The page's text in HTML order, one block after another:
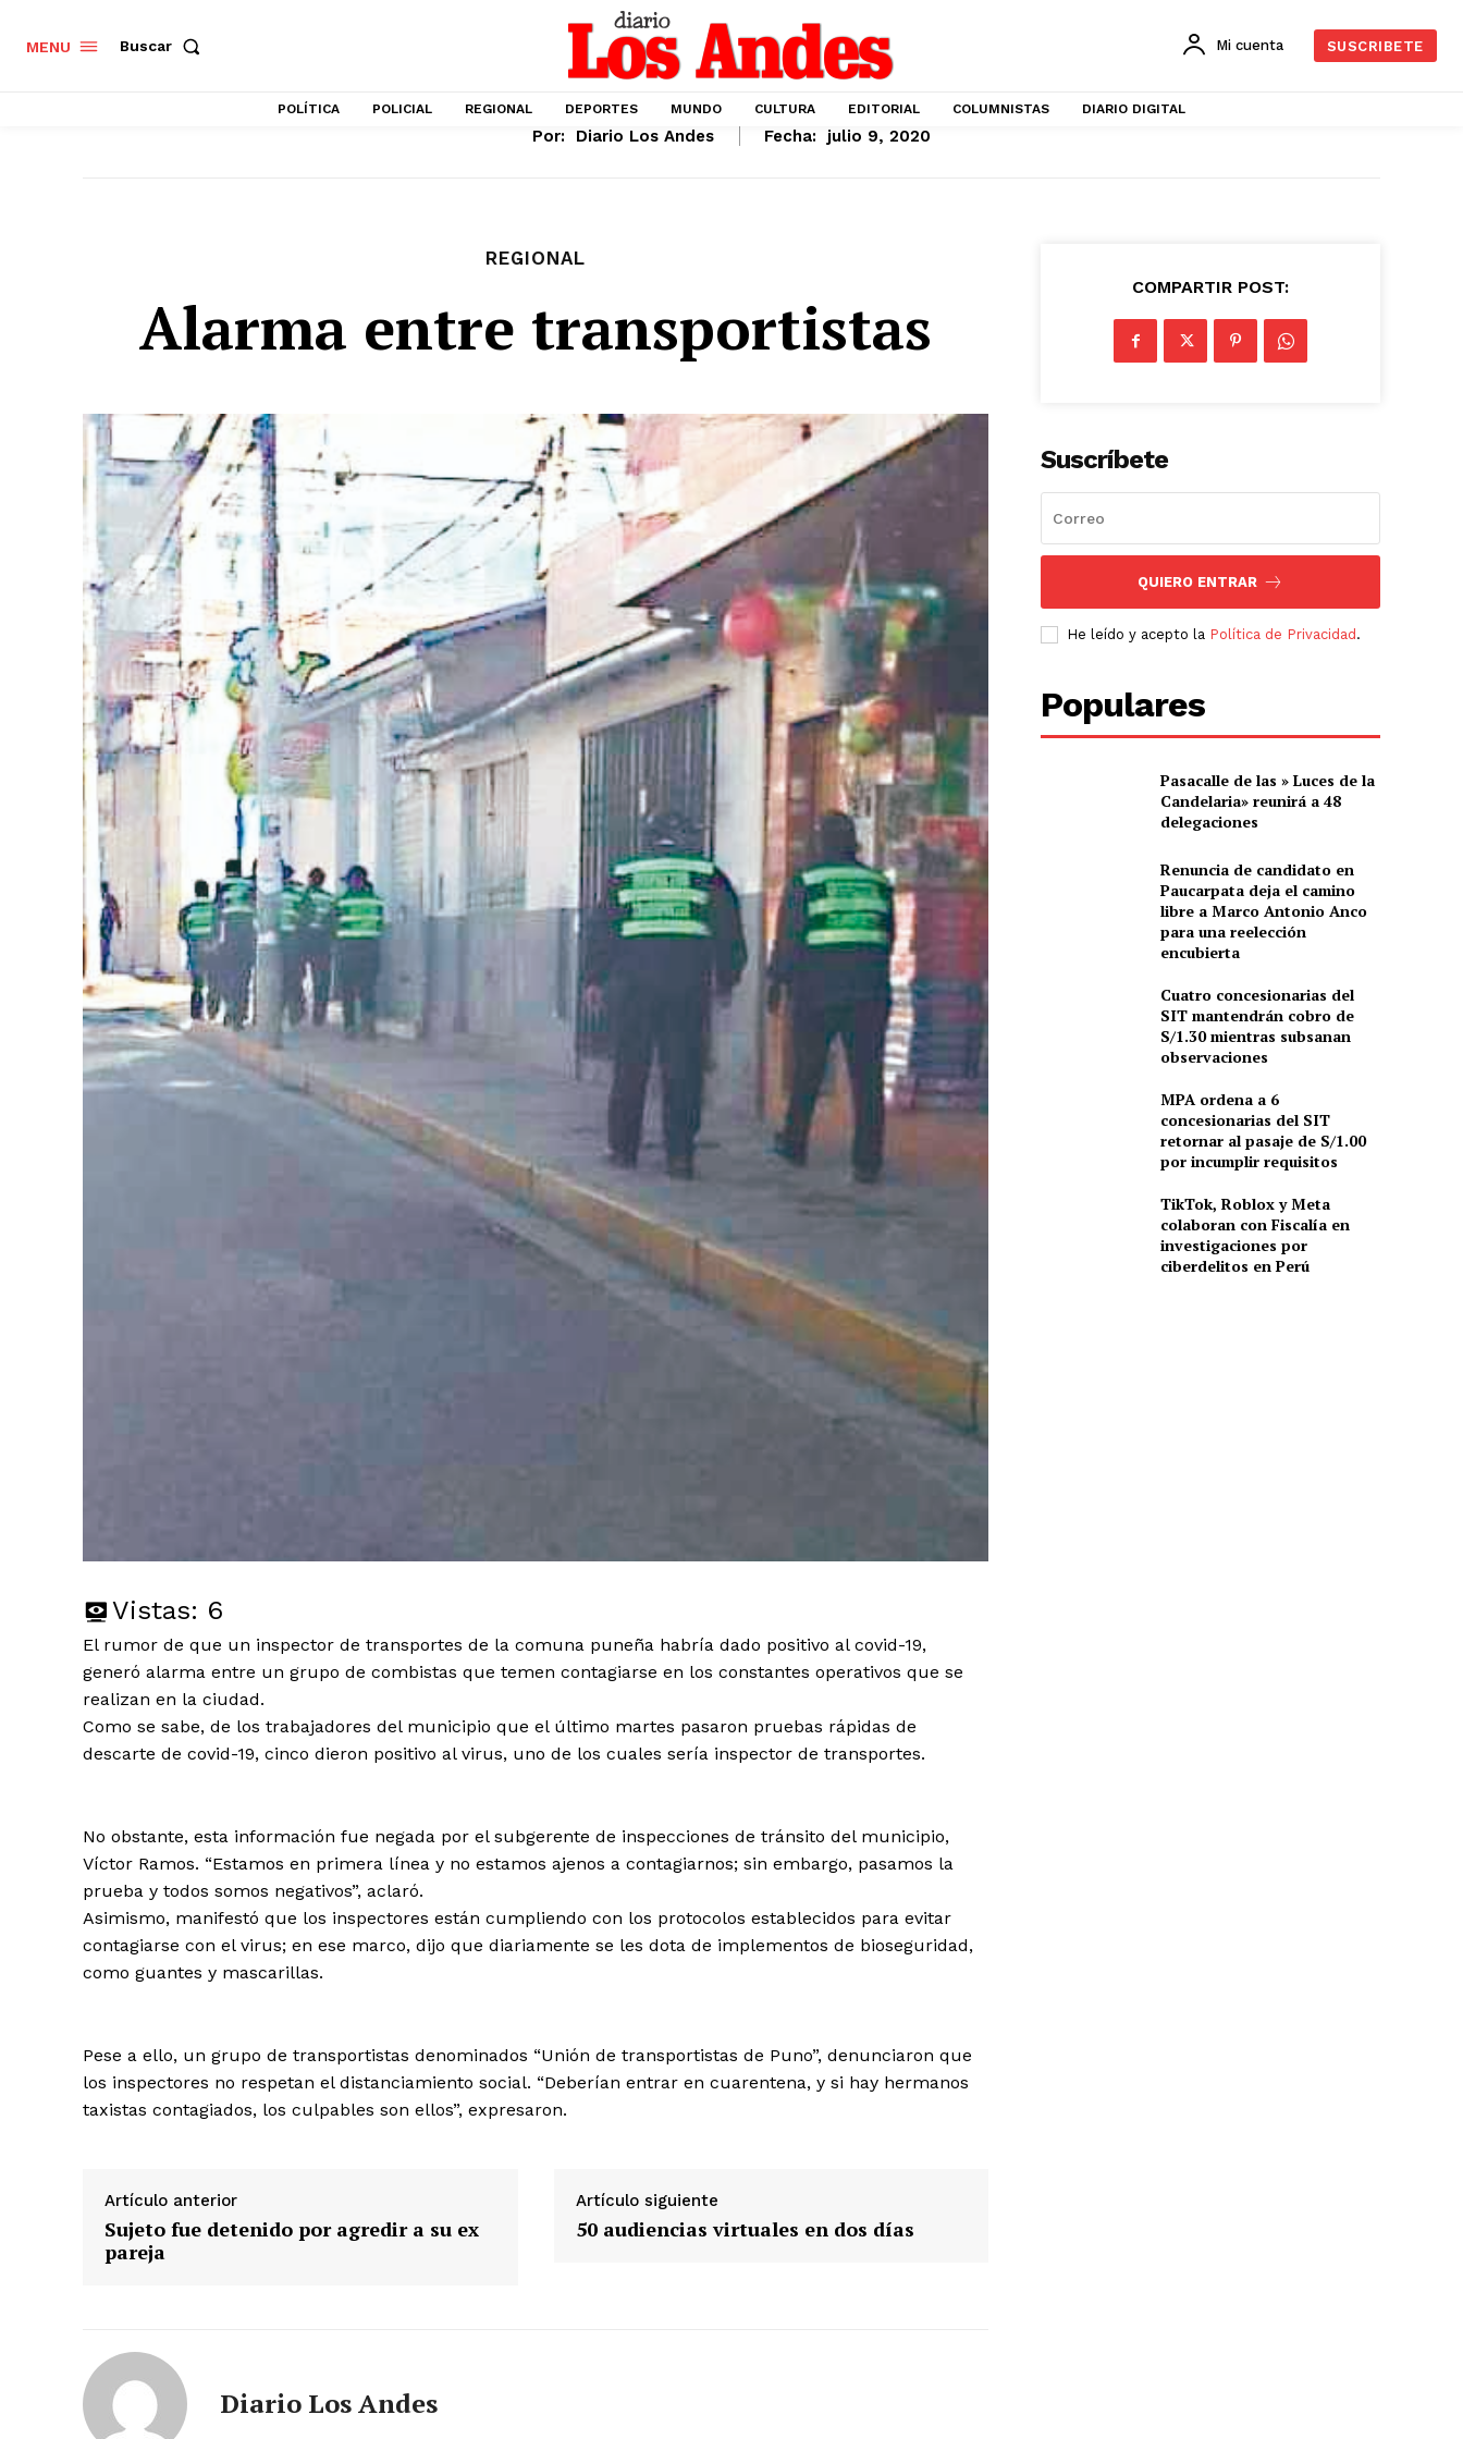
SUSCRIBETE
Diario los Andes
Nosotros
Contacto
MENU Buscar Mi cuenta SUSCRIBETE
POLÍTICA POLICIAL REGIONAL DEPORTES MUNDO CULTURA EDITORIAL COLUMNISTAS DIARIO DIGITAL
Por: Diario Los Andes Fecha: julio 9, 2020
REGIONAL
Alarma entre transportistas
Vistas: 6
El rumor de que un inspector de transportes de la comuna puneña habría dado positivo al covid-19,
generó alarma entre un grupo de combistas que temen contagiarse en los constantes operativos que se
realizan en la ciudad.
Como se sabe, de los trabajadores del municipio que el último martes pasaron pruebas rápidas de
descarte de covid-19, cinco dieron positivo al virus, uno de los cuales sería inspector de transportes.
No obstante, esta información fue negada por el subgerente de inspecciones de tránsito del municipio,
Víctor Ramos. “Estamos en primera línea y no estamos ajenos a contagiarnos; sin embargo, pasamos la
prueba y todos somos negativos”, aclaró.
Asimismo, manifestó que los inspectores están cumpliendo con los protocolos establecidos para evitar
contagiarse con el virus; en ese marco, dijo que diariamente se les dota de implementos de bioseguridad,
como guantes y mascarillas.
Pese a ello, un grupo de transportistas denominados “Unión de transportistas de Puno”, denunciaron que
los inspectores no respetan el distanciamiento social. “Deberían entrar en cuarentena, y si hay hermanos
taxistas contagiados, los culpables son ellos”, expresaron.
Artículo anterior
Sujeto fue detenido por agredir a su ex
pareja
Artículo siguiente
50 audiencias virtuales en dos días
Diario Los Andes
COMPARTIR POST:
Suscríbete
QUIERO ENTRAR
He leído y acepto la Política de Privacidad .
Populares
Pasacalle de las » Luces de la
Candelaria» reunirá a 48
delegaciones
Renuncia de candidato en
Paucarpata deja el camino
libre a Marco Antonio Anco
para una reelección
encubierta
Cuatro concesionarias del
SIT mantendrán cobro de
S/1.30 mientras subsanan
observaciones
MPA ordena a 6
concesionarias del SIT
retornar al pasaje de S/1.00
por incumplir requisitos
TikTok, Roblox y Meta
colaboran con Fiscalía en
investigaciones por
ciberdelitos en Perú